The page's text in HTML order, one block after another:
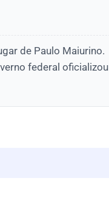
de Paulo Maiurino.
federal oficializou